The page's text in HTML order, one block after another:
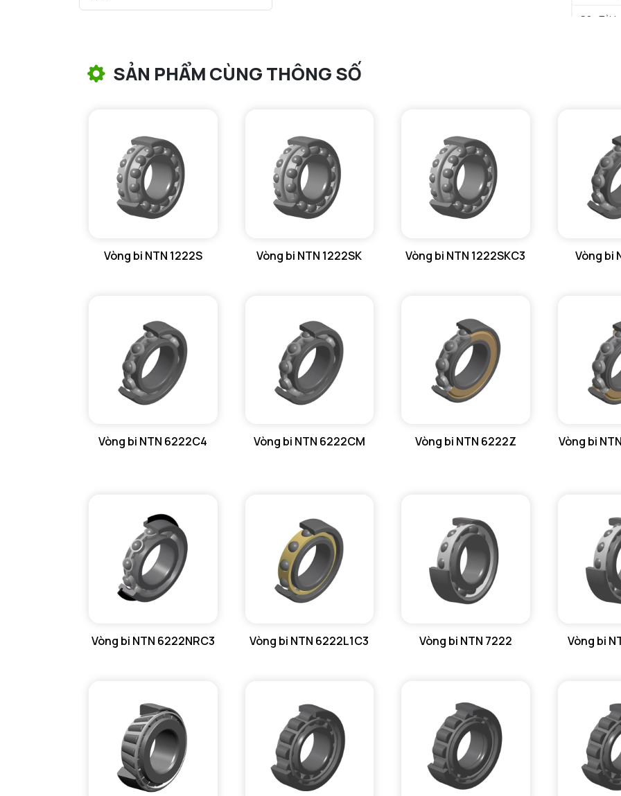
VÒNG BI ĐŨA TRỤ NTN
VÒNG BI KIM NTN
VÒNG BI CHẶN TRỤC NTN
GỐI ĐỠ NTN
PHỤ KIỆN NTN
MÁY GIA NHIỆT NTN
C0 - Tải
Tmax -
GIỚI HẠN
da min -
Da max
r1a -
ra max
SẢN PHẨM CÙNG THÔNG SỐ
Vòng bi NTN 1222S Vòng bi NTN 1222SK Vòng bi NTN 1222SKC3 Vòng bi
Vòng bi NTN 6222C4 Vòng bi NTN 6222CM Vòng bi NTN 6222Z Vòng bi
Vòng bi NTN 6222NRC3 Vòng bi NTN 6222L1C3 Vòng bi NTN 7222 Vòng bi